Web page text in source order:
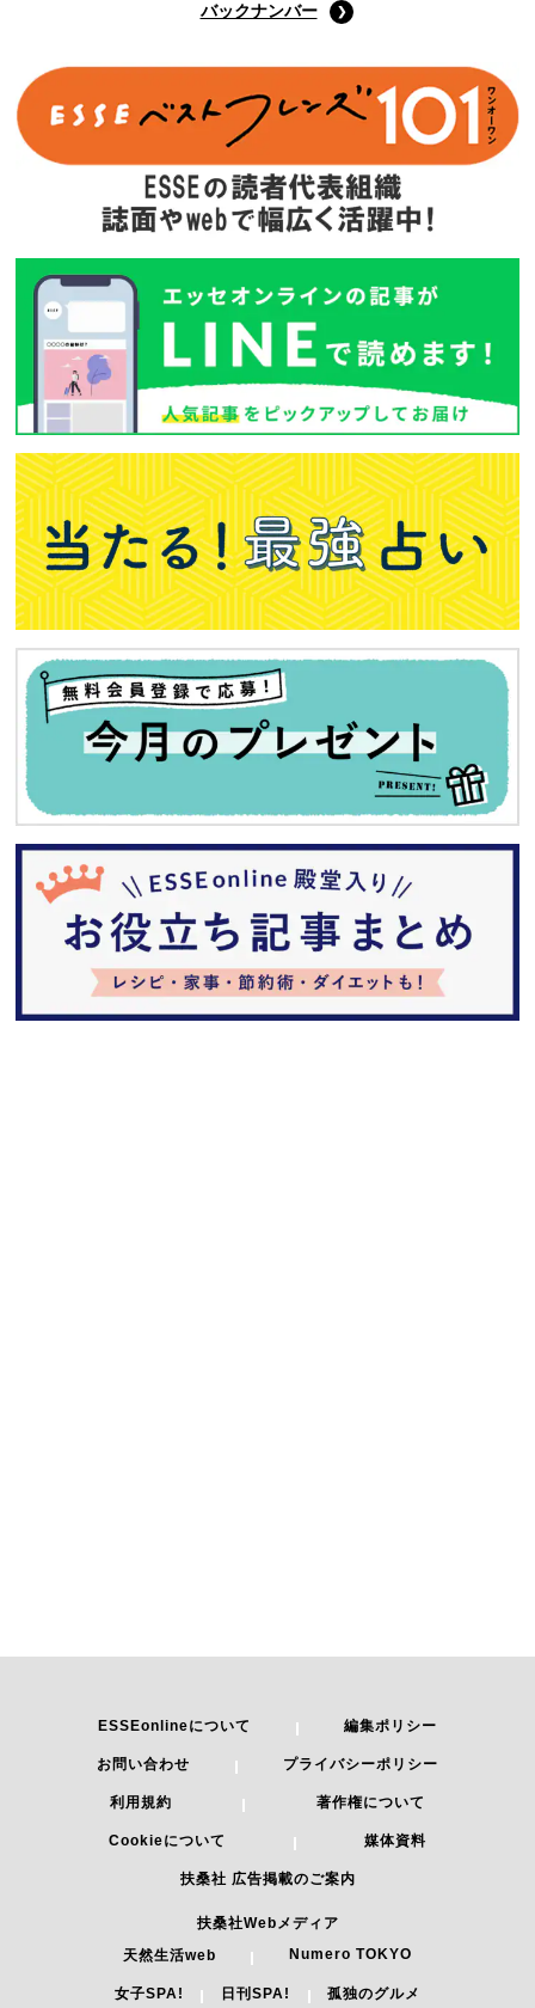
バックナンバー
ESSEonlineについて 編集ポリシー
お問い合わせ プライバシーポリシー
利用規約 著作権について
Cookieについて 媒体資料
扶桑社 広告掲載のご案内
扶桑社Webメディア
天然生活web
Numero TOKYO
女子SPA! 日刊SPA! 孤独のグルメ